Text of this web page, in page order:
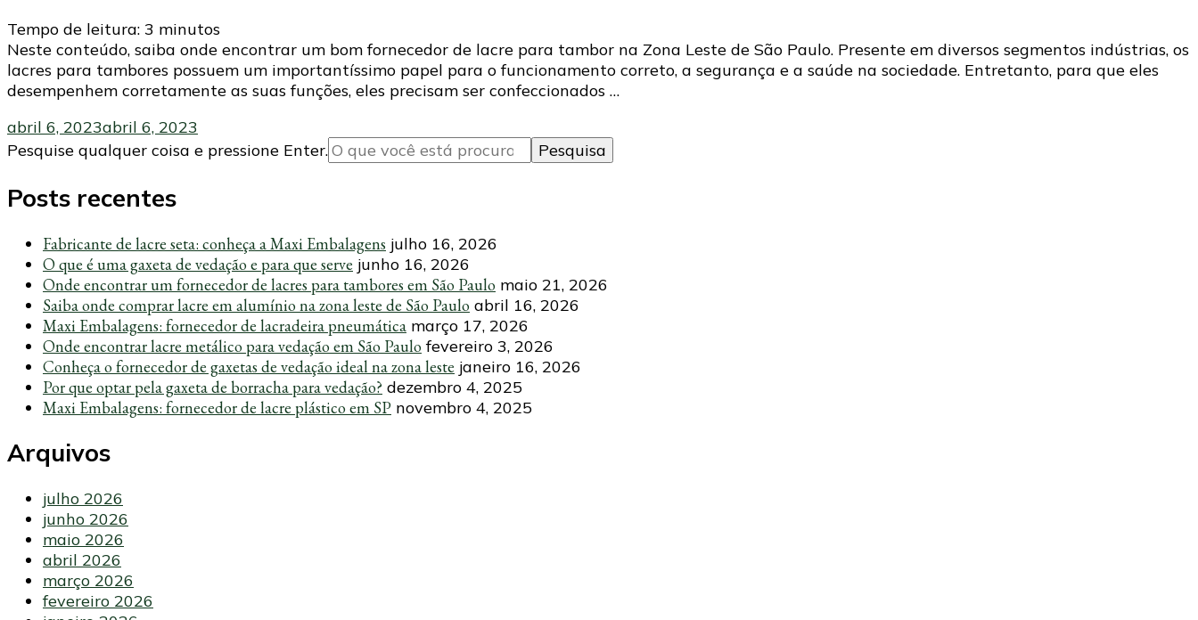
Tempo de leitura: 3 minutos
Neste conteúdo, saiba onde encontrar um bom fornecedor de lacre para tambor na Zona Leste de São Paulo. Presente em diversos segmentos indústrias, os
lacres para tambores possuem um importantíssimo papel para o funcionamento correto, a segurança e a saúde na sociedade. Entretanto, para que eles
desempenhem corretamente as suas funções, eles precisam ser confeccionados …
abril 6, 2023abril 6, 2023
Procurando
Pesquise qualquer coisa e pressione Enter.
Posts recentes
Fabricante de lacre seta: conheça a Maxi Embalagens julho 16, 2026
O que é uma gaxeta de vedação e para que serve junho 16, 2026
Onde encontrar um fornecedor de lacres para tambores em São Paulo maio 21, 2026
Saiba onde comprar lacre em alumínio na zona leste de São Paulo abril 16, 2026
Maxi Embalagens: fornecedor de lacradeira pneumática março 17, 2026
Onde encontrar lacre metálico para vedação em São Paulo fevereiro 3, 2026
Conheça o fornecedor de gaxetas de vedação ideal na zona leste janeiro 16, 2026
Por que optar pela gaxeta de borracha para vedação? dezembro 4, 2025
Maxi Embalagens: fornecedor de lacre plástico em SP novembro 4, 2025
Arquivos
julho 2026
junho 2026
maio 2026
abril 2026
março 2026
fevereiro 2026